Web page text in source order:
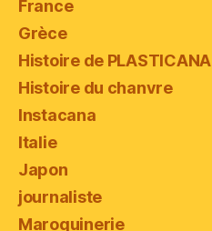
France
Grèce
Histoire de PLASTICANA
Histoire du chanvre
Instacana
Italie
Japon
journaliste
Maroquinerie